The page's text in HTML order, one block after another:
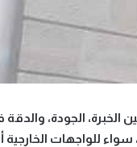
الخبرة، الجودة، والدقة
للواجهات الخارجية